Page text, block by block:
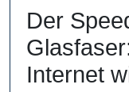
Der
Internet